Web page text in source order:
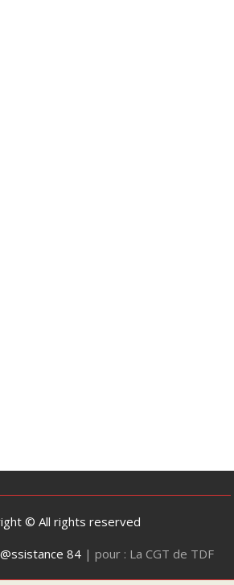
© All rights reserved
84 | pour : La CGT de TDF